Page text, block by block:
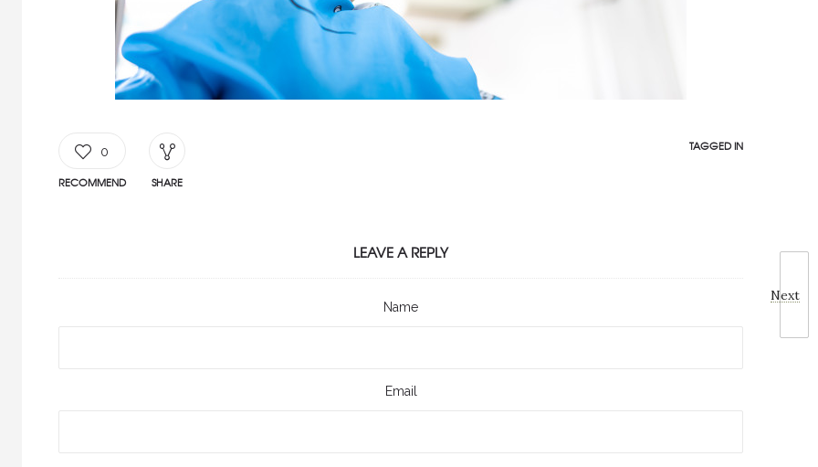
Next
0
RECOMMEND SHARE
TAGGED IN
LEAVE A REPLY
Name
Email